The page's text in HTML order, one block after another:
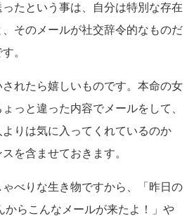
ったという事は、自分は特別な存在
そのメールが社交辞令的なものだ
。
れたら嬉しいものです。本命の女
っと違った内容でメールをして、
よりは気に入ってくれているのか
を含ませておきます。
べりな生き物ですから、「昨日の
からこんなメールが来たよ！」や